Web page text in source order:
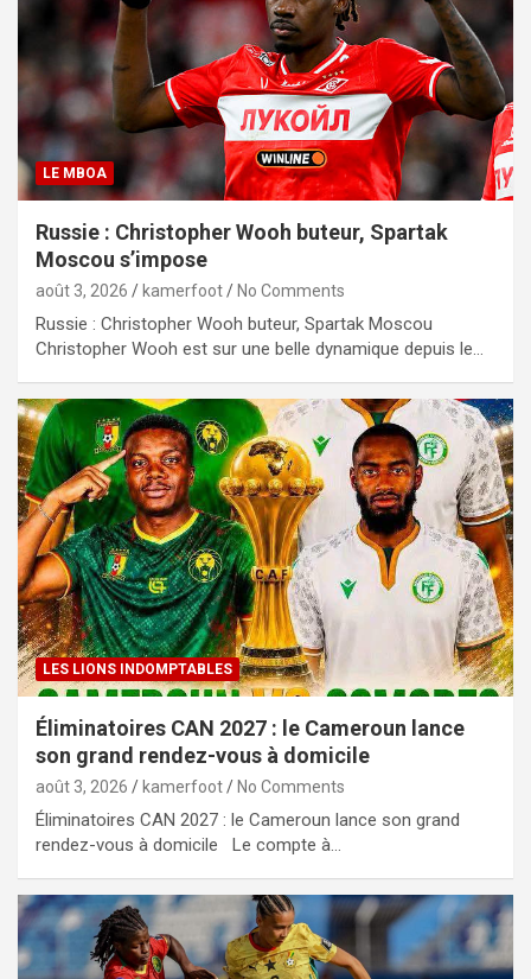
LE MBOA
Russie : Christopher Wooh buteur, Spartak
Moscou s’impose
août 3, 2026 kamerfoot No Comments
Russie : Christopher Wooh buteur, Spartak Moscou
Christopher Wooh est sur une belle dynamique depuis le…
LES LIONS INDOMPTABLES
Éliminatoires CAN 2027 : le Cameroun lance
son grand rendez-vous à domicile
août 3, 2026 kamerfoot No Comments
Éliminatoires CAN 2027 : le Cameroun lance son grand
rendez-vous à domicile Le compte à…